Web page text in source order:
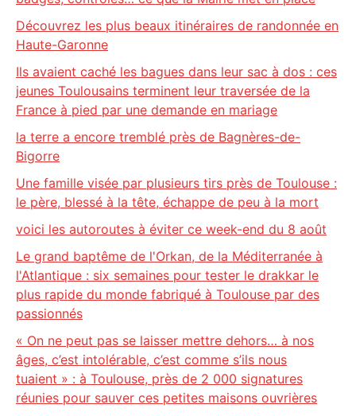
Découvrez les plus beaux itinéraires de randonnée en
Haute-Garonne
Ils avaient caché les bagues dans leur sac à dos : ces
jeunes Toulousains terminent leur traversée de la
France à pied par une demande en mariage
la terre a encore tremblé près de Bagnères-de-
Bigorre
Une famille visée par plusieurs tirs près de Toulouse :
le père, blessé à la tête, échappe de peu à la mort
voici les autoroutes à éviter ce week-end du 8 août
Le grand baptême de l'Orkan, de la Méditerranée à
l'Atlantique : six semaines pour tester le drakkar le
plus rapide du monde fabriqué à Toulouse par des
passionnés
« On ne peut pas se laisser mettre dehors… à nos
âges, c’est intolérable, c’est comme s’ils nous
tuaient » : à Toulouse, près de 2 000 signatures
réunies pour sauver ces petites maisons ouvrières